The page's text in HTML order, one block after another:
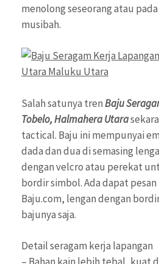
menolong seseorang atau
musibah.
Salah satunya trenBaju
Tobelo, Halmahera Utara
tactical. Baju ini mempunyai
dada dan dua di semasing
dengan velcro atau perekat
bordir simbol. Ada dapat
Baju.com, lengan dengan
bajunya saja.
Detail seragam kerja lapangan